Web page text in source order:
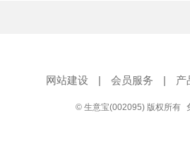
网站建设 | 会员服务 | 产
© 生意宝(002095) 版权所有